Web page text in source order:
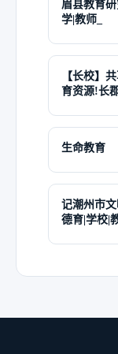
眉县教育
学|教师_
【长校】
育资源!长
生命教育
记潮州市
德育|学校|